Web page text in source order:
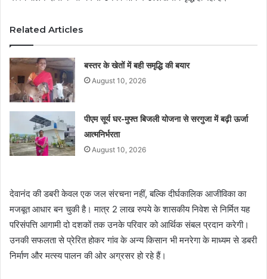
Related Articles
बस्तर के खेतों में बही समृद्धि की बयार
August 10, 2026
पीएम सूर्य घर-मुफ्त बिजली योजना से सरगुजा में बढ़ी ऊर्जा
आत्मनिर्भरता
August 10, 2026
देवानंद की डबरी केवल एक जल संरचना नहीं, बल्कि दीर्घकालिक आजीविका का
मजबूत आधार बन चुकी है। मात्र 2 लाख रुपये के शासकीय निवेश से निर्मित यह
परिसंपत्ति आगामी दो दशकों तक उनके परिवार को आर्थिक संबल प्रदान करेगी।
उनकी सफलता से प्रेरित होकर गांव के अन्य किसान भी मनरेगा के माध्यम से डबरी
निर्माण और मत्स्य पालन की ओर अग्रसर हो रहे हैं।